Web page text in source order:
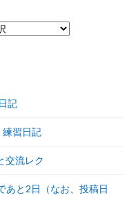
記
習日記
交流レク
あと2日（なお、投稿日